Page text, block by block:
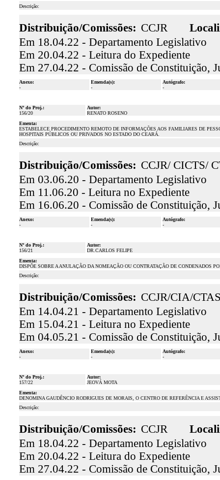
Descrição:
Distribuição/Comissões: CCJR
Em 18.04.22 - Departamento Legislativo
Em 20.04.22 - Leitura do Expediente
Em 27.04.22 - Comissão de Constituição,
Anexo:
-
Emenda(s):
-
Autógrafo:
-
Nº do Proj.:
156/20
Autor:
RENATO ROSENO
Ementa:
ESTABELECE PROCEDIMENTO REMOTO DE INFORMAÇÕES AOS FAMILIARES DE
HOSPITAIS PÚBLICOS OU PRIVADOS NO ESTADO DO CEARÁ.
Descrição:
Distribuição/Comissões: CCJR/ CICTS/
Em 03.06.20 - Departamento Legislativo
Em 11.06.20 - Leitura no Expediente
Em 16.06.20 - Comissão de Constituição,
Anexo:
-
Emenda(s):
-
Autógrafo:
-
Nº do Proj.:
156/21
Autor:
DR.CARLOS FELIPE
Ementa:
DISPÕE SOBRE A ANULAÇÃO DA NOMEAÇÃO OU CONTRATAÇÃO DE CONDENADOS
Descrição:
Distribuição/Comissões: CCJR/CIA/
Em 14.04.21 - Departamento Legislativo
Em 15.04.21 - Leitura no Expediente
Em 04.05.21 - Comissão de Constituição,
Anexo:
-
Emenda(s):
-
Autógrafo:
-
Nº do Proj.:
157/22
Autor:
JEOVÁ MOTA
Ementa:
DENOMINA GAUDÊNCIO RODRIGUES DE MORAIS, O CENTRO DE REFERÊNCIA E
Descrição:
Distribuição/Comissões: CCJR
Em 18.04.22 - Departamento Legislativo
Em 20.04.22 - Leitura do Expediente
Em 27.04.22 - Comissão de Constituição,